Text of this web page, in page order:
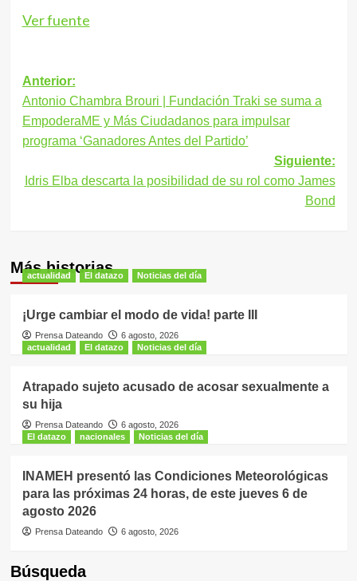
Ver fuente
Navegación
de
entradas
Anterior:
Antonio Chambra Brouri | Fundación Traki se suma a
EmpoderaME y Más Ciudadanos para impulsar
programa ‘Ganadores Antes del Partido’
Siguiente:
Idris Elba descarta la posibilidad de su rol como James
Bond
Más historias
actualidad El datazo Noticias del día
¡Urge cambiar el modo de vida! parte III
Prensa Dateando
6 agosto, 2026
actualidad
El datazo Noticias del día
Atrapado sujeto acusado de acosar sexualmente a
su hija
Prensa Dateando
6 agosto, 2026
El datazo
nacionales Noticias del día
INAMEH presentó las Condiciones Meteorológicas
para las próximas 24 horas, de este jueves 6 de
agosto 2026
Prensa Dateando 6 agosto, 2026
Búsqueda